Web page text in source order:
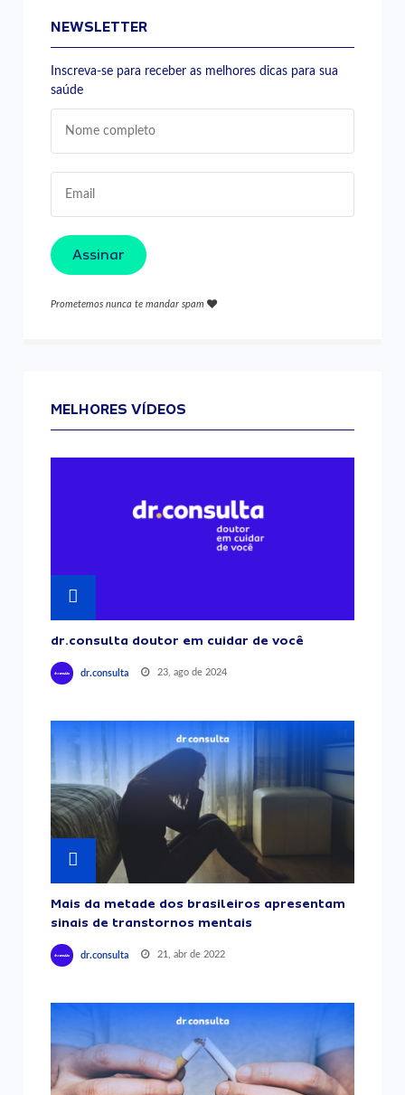
NEWSLETTER
Inscreva-se para receber as melhores dicas para sua
saúde
Assinar
Prometemos nunca te mandar spam
MELHORES VÍDEOS
dr.consulta doutor em cuidar de você
dr.consulta 23, ago de 2024
Mais da metade dos brasileiros apresentam
sinais de transtornos mentais
dr.consulta 21, abr de 2022